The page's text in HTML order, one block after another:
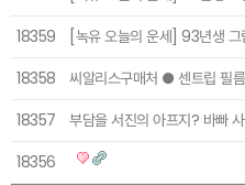
18359
[녹유 오늘의 운세] 93년생 그
18358
씨알리스구매처 ● 센트립 필
18357
부담을 서진의 아프지? 바빠
18356